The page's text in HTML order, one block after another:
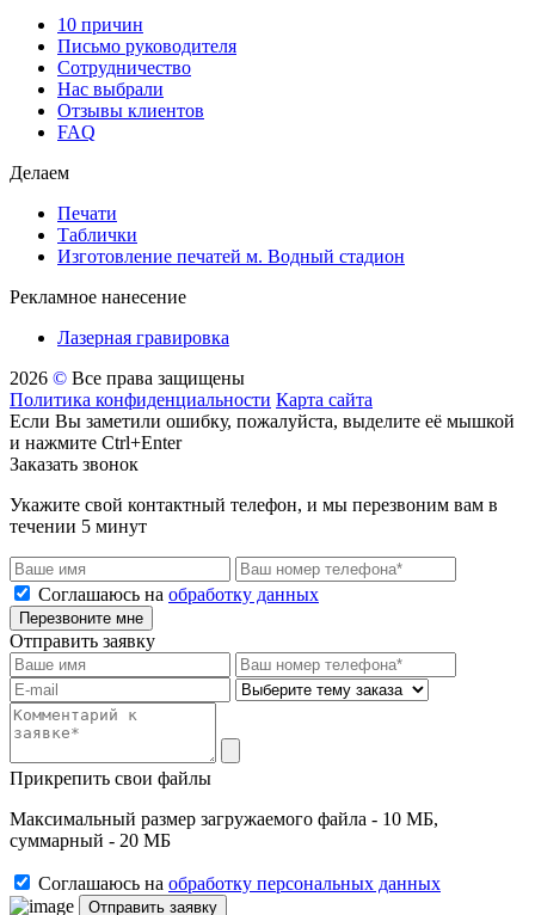
10 причин
Письмо руководителя
Сотрудничество
Нас выбрали
Отзывы клиентов
FAQ
Делаем
Печати
Таблички
Изготовление печатей м. Водный стадион
Рекламное нанесение
Лазерная гравировка
2026 © Все права защищены
Политика конфиденциальности Карта сайта
Если Вы заметили ошибку, пожалуйста, выделите её мышкой
и нажмите Ctrl+Enter
Заказать звонок
Укажите свой контактный телефон, и мы перезвоним вам в
течении 5 минут
Соглашаюсь на обработку данных
Перезвоните мне
Отправить заявку
Прикрепить свои файлы
Максимальный размер загружаемого файла - 10 МБ,
суммарный - 20 МБ
Соглашаюсь на обработку персональных данных
Отправить заявку